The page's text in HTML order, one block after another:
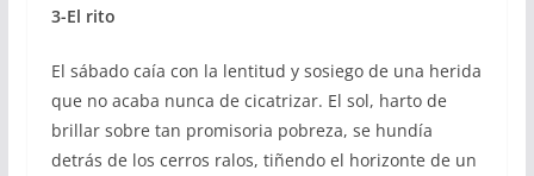
3-El rito
El sábado caía con la lentitud y sosiego de una herida
que no acaba nunca de cicatrizar. El sol, harto de
brillar sobre tan promisoria pobreza, se hundía
detrás de los cerros ralos, tiñendo el horizonte de un